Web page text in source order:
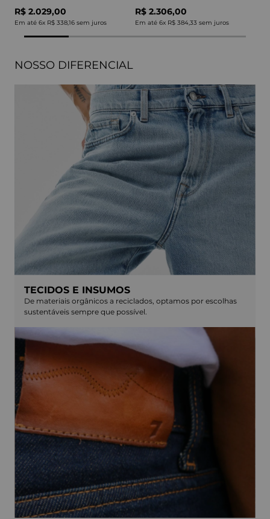
R$ 2.029,00
Em até 6x R$ 338,16 sem juros
R$ 2.306,00
Em até 6x R$ 384,33 sem juros
NOSSO DIFERENCIAL
TECIDOS E INSUMOS
De materiais orgânicos a reciclados, optamos por escolhas
sustentáveis sempre que possível.